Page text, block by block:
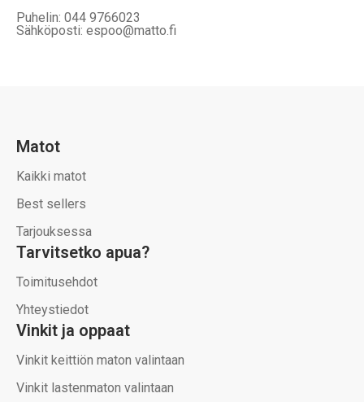
Puhelin: 044 9766023
Sähköposti: espoo@matto.fi
Matot
Kaikki matot
Best sellers
Tarjouksessa
Tarvitsetko apua?
Toimitusehdot
Yhteystiedot
Vinkit ja oppaat
Vinkit keittiön maton valintaan
Vinkit lastenmaton valintaan